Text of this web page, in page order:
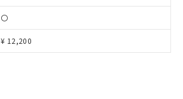
〇
¥ 12,200